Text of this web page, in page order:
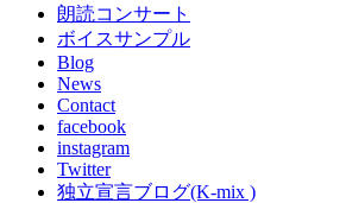
朗読コンサート
ボイスサンプル
Blog
News
Contact
facebook
instagram
Twitter
独立宣言ブログ(K-mix )